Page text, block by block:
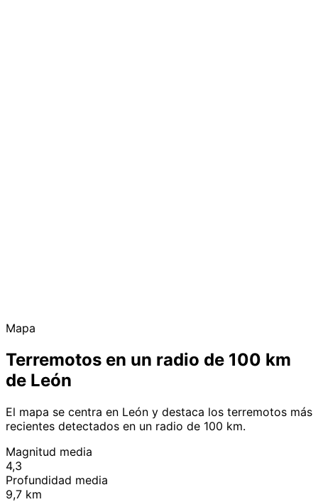
Mapa
Terremotos en un radio de 100 km
de León
El mapa se centra en León y destaca los terremotos más
recientes detectados en un radio de 100 km.
Magnitud media
4,3
Profundidad media
9,7 km